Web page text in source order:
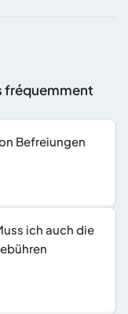
fréquemment
Befreiungen
ich auch die